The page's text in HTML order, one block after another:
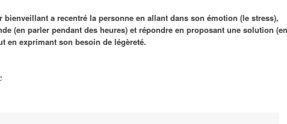
bienveillant a recentré la personne en allant dans son émotion (le stress),
(en parler pendant des heures) et répondre en proposant une solution (en
en exprimant son besoin de légèreté.